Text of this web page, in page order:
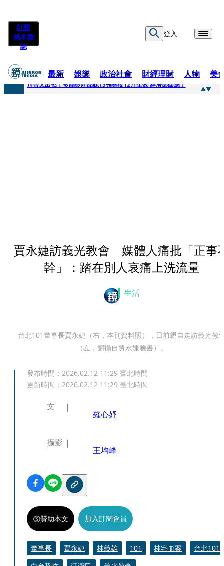
訂閱
紙本雜
誌
登入
最新 娛樂 政治社會 財經理財 人物 美
快訊
川普又出招！多晶矽產品課15%關稅12月生效 經濟部回應了
賈永婕訪義光教會 媒體人痛批「正事
幹」：踏在別人哀痛上洗流量
生活
台北101董事長賈永婕（右，本刊資料照），日前親自走訪義光教
（左，翻攝自賈永婕臉書）。
發布時間： 2026.02.12 11:29 臺北時間
更新時間： 2026.02.12 11:29 臺北時間
文
羅心妤
攝影
王均峰
贊助本文 加入訂閱會員
董事長 賈永婕 林義雄 101 林宅血案
台北101